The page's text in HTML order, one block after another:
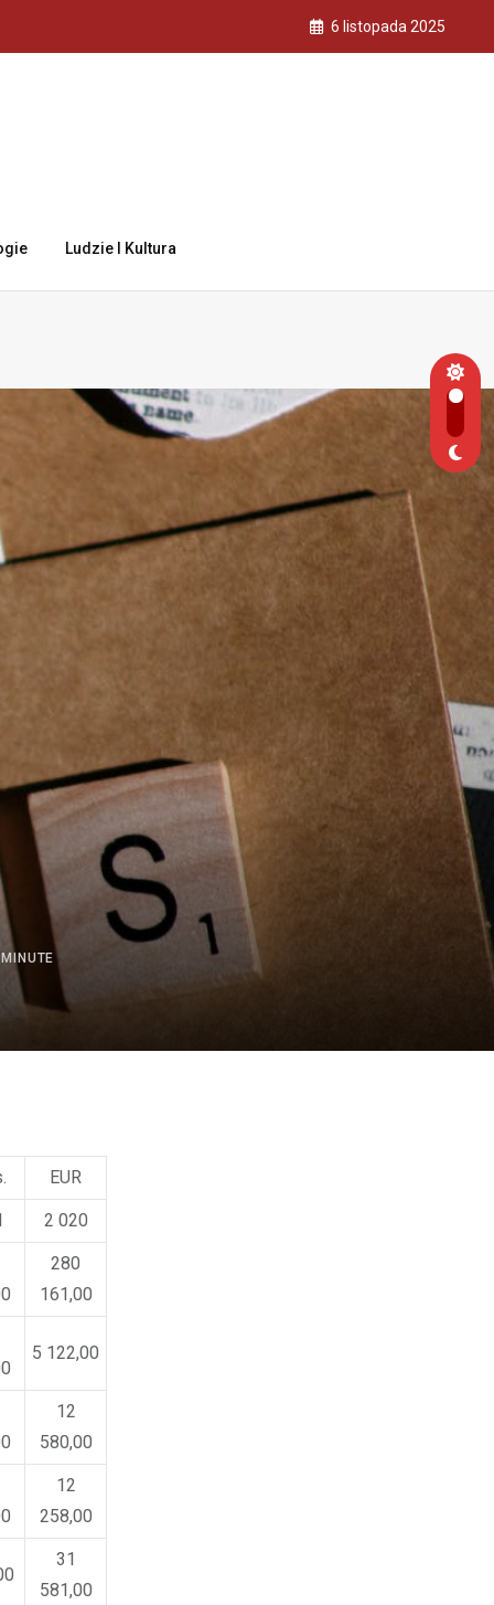
6 listopada 2025
Ludzie I Kultura
EUR
2 020
280
161,00
5 122,00
12
580,00
12
258,00
31
581,00